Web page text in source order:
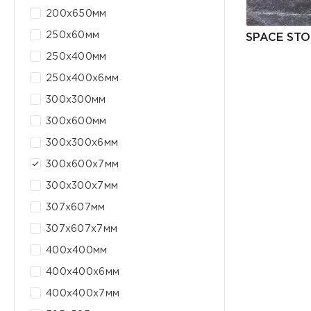
200х650мм
250x60мм
250x400мм
250x400x6мм
300x300мм
300x600мм
300x300x6мм
300x600x7мм
300х300х7мм
307x607мм
307x607x7мм
400x400мм
400x400x6мм
400x400x7мм
SPACE